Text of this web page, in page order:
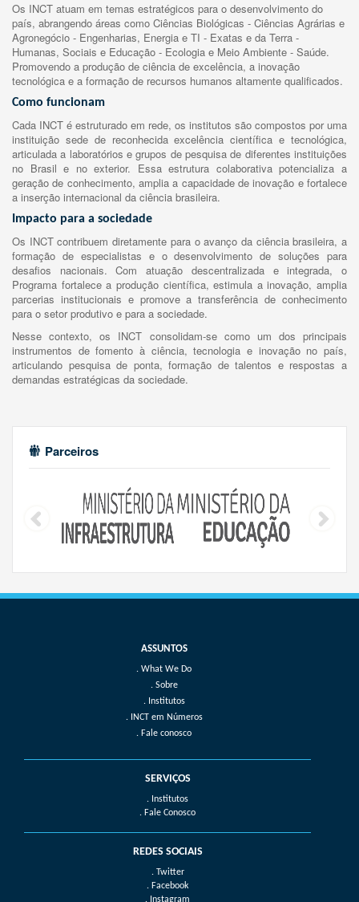
Os INCT atuam em temas estratégicos para o desenvolvimento do
país, abrangendo áreas como Ciências Biológicas - Ciências Agrárias e
Agronegócio - Engenharias, Energia e TI - Exatas e da Terra -
Humanas, Sociais e Educação - Ecologia e Meio Ambiente - Saúde.
Promovendo a produção de ciência de excelência, a inovação
tecnológica e a formação de recursos humanos altamente qualificados.
Como funcionam
Cada INCT é estruturado em rede, os institutos são compostos por uma
instituição sede de reconhecida excelência científica e tecnológica,
articulada a laboratórios e grupos de pesquisa de diferentes instituições
no Brasil e no exterior. Essa estrutura colaborativa potencializa a
geração de conhecimento, amplia a capacidade de inovação e fortalece
a inserção internacional da ciência brasileira.
Impacto para a sociedade
Os INCT contribuem diretamente para o avanço da ciência brasileira, a
formação de especialistas e o desenvolvimento de soluções para
desafios nacionais. Com atuação descentralizada e integrada, o
Programa fortalece a produção científica, estimula a inovação, amplia
parcerias institucionais e promove a transferência de conhecimento
para o setor produtivo e para a sociedade.
Nesse contexto, os INCT consolidam-se como um dos principais
instrumentos de fomento à ciência, tecnologia e inovação no país,
articulando pesquisa de ponta, formação de talentos e respostas a
demandas estratégicas da sociedade.
Parceiros
What We Do
Sobre
Institutos
INCT em Números
Fale conosco
SERVIÇOS
. Institutos
. Fale Conosco
REDES SOCIAIS
. Twitter
. Facebook
. Instagram